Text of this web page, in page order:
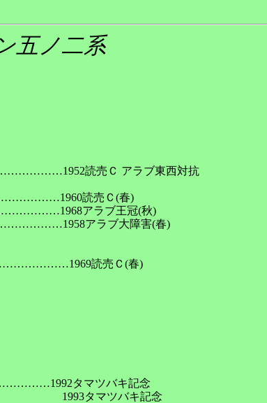
五ノ二系
読売Ｃ アラブ東西対抗
読売Ｃ(春)
アラブ王冠(秋)
アラブ大障害(春)
読売Ｃ(春)
タマツバキ記念
　　　　1993タマツバキ記念